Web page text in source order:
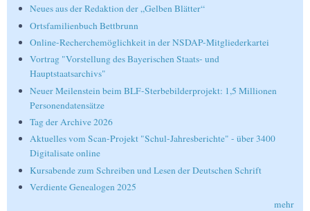
Neues aus der Redaktion der „Gelben Blätter“
Ortsfamilienbuch Bettbrunn
Online-Recherchemöglichkeit in der NSDAP-Mitgliederkartei
Vortrag "Vorstellung des Bayerischen Staats- und
Hauptstaatsarchivs"
Neuer Meilenstein beim BLF-Sterbebilderprojekt: 1,5 Millionen
Personendatensätze
Tag der Archive 2026
Aktuelles vom Scan-Projekt "Schul-Jahresberichte" - über 3400
Digitalisate online
Kursabende zum Schreiben und Lesen der Deutschen Schrift
Verdiente Genealogen 2025
mehr